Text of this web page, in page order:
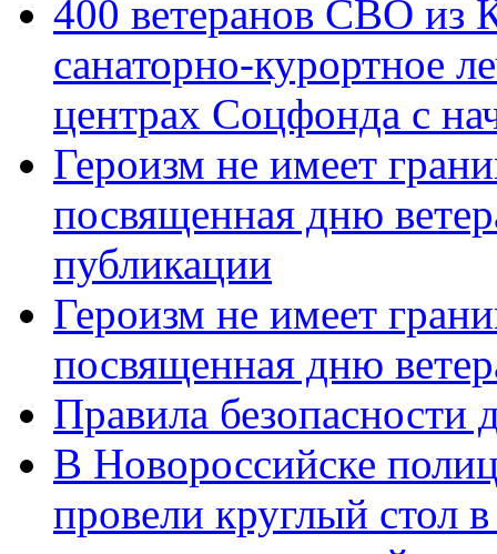
400 ветеранов СВО из
санаторно-курортное
центрах Соцфонда с
Героизм не имеет
посвященная дню
публикации
Героизм не имеет
посвященная дню
Правила безопасности
В Новороссийске
провели круглый стол